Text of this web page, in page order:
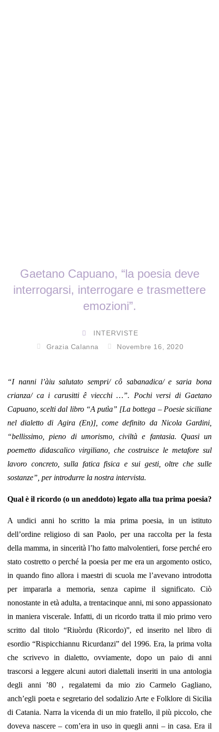
Gaetano Capuano, “la poesia deve
interrogarsi, interrogare e trasmettere
emozioni”.
INTERVISTE
Grazia Calanna
Novembre 16, 2020
“I nanni l’àiu salutato sempri/ cô sabanadica/ e saria bona
crianza/ ca i carusitti ê viecchi …”. Pochi versi di Gaetano
Capuano, scelti dal libro “A putìa” [La bottega – Poesie siciliane
nel dialetto di Agira (En)], come definito da Nicola Gardini,
“bellissimo, pieno di umorismo, civiltà e fantasia. Quasi un
poemetto didascalico virgiliano, che costruisce le metafore sul
lavoro concreto, sulla fatica fisica e sui gesti, oltre che sulle
sostanze”, per introdurre la nostra intervista.
Qual è il ricordo (o un aneddoto) legato alla tua prima poesia?
A undici anni ho scritto la mia prima poesia, in un istituto
dell’ordine religioso di san Paolo, per una raccolta per la festa
della mamma, in sincerità l’ho fatto malvolentieri, forse perché ero
stato costretto o perché la poesia per me era un argomento ostico,
in quando fino allora i maestri di scuola me l’avevano introdotta
per impararla a memoria, senza capirne il significato. Ciò
nonostante in età adulta, a trentacinque anni, mi sono appassionato
in maniera viscerale. Infatti, di un ricordo tratta il mio primo vero
scritto dal titolo “Riuòrdu (Ricordo)”, ed inserito nel libro di
esordio “Rispicchiannu Ricurdanzi” del 1996. Era, la prima volta
che scrivevo in dialetto, ovviamente, dopo un paio di anni
trascorsi a leggere alcuni autori dialettali inseriti in una antologia
degli anni ’80 , regalatemi da mio zio Carmelo Gagliano,
anch’egli poeta e segretario del sodalizio Arte e Folklore di Sicilia
di Catania. Narra la vicenda di un mio fratello, il più piccolo, che
doveva nascere – com’era in uso in quegli anni – in casa. Era il